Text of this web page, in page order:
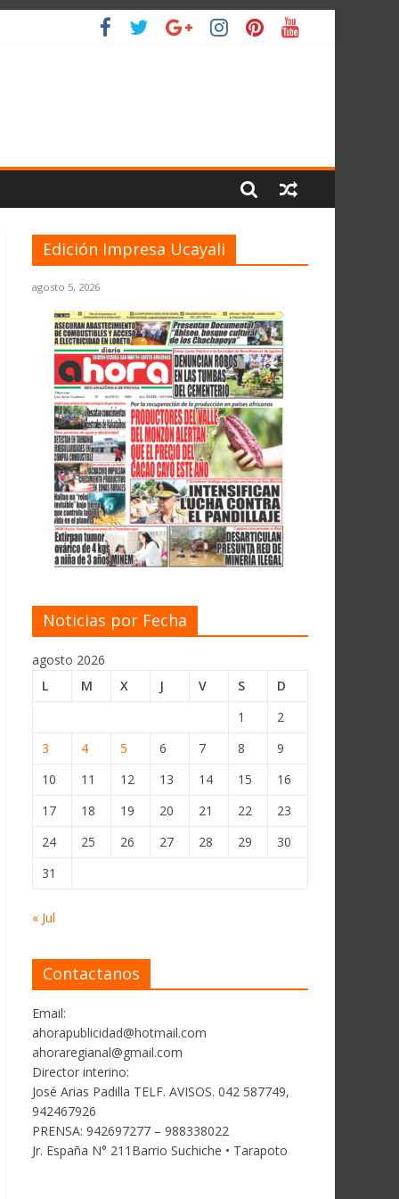
Edición Impresa Ucayali
agosto 5, 2026
Noticias por Fecha
agosto 2026
L
M X J V S
D
1
2
3
4 5 6 7 8
9
10
11 12 13 14 15
16
17
18 19 20 21 22
23
24
25 26 27 28 29
30
31
« Jul
Contactanos
Email:
ahorapublicidad@hotmail.com
ahoraregianal@gmail.com
Director interino:
José Arias Padilla TELF. AVISOS. 042 587749,
942467926
PRENSA: 942697277 – 988338022
Jr. España N° 211Barrio Suchiche • Tarapoto